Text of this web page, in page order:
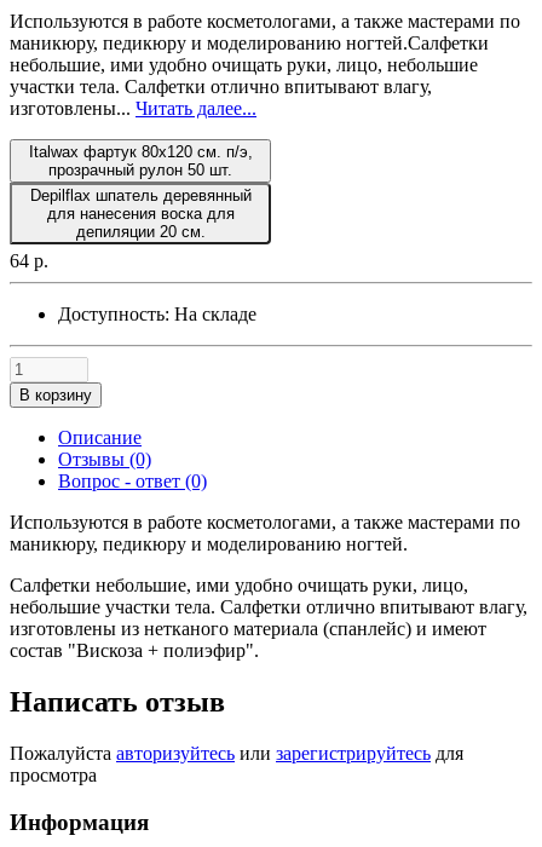
Используются в работе косметологами, а также мастерами по
маникюру, педикюру и моделированию ногтей.Салфетки
небольшие, ими удобно очищать руки, лицо, небольшие
участки тела. Салфетки отлично впитывают влагу,
изготовлены... Читать далее...
Italwax фартук 80x120 см. п/э,
прозрачный рулон 50 шт.
Depilflax шпатель деревянный
для нанесения воска для
депиляции 20 см.
64 р.
Доступность: На складе
В корзину
Описание
Отзывы (0)
Вопрос - ответ (0)
Используются в работе косметологами, а также мастерами по
маникюру, педикюру и моделированию ногтей.
Салфетки небольшие, ими удобно очищать руки, лицо,
небольшие участки тела. Салфетки отлично впитывают влагу,
изготовлены из нетканого материала (спанлейс) и имеют
состав "Вискоза + полиэфир".
Написать отзыв
Пожалуйста авторизуйтесь или зарегистрируйтесь для
просмотра
Информация